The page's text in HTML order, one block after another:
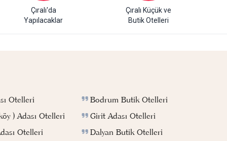
Çıralı'da
Yapılacaklar
Çıralı Küçük ve
Butik Otelleri
Otelleri
) Adası Otelleri
Otelleri
Bodrum Butik Otelleri
Girit Adası Otelleri
Dalyan Butik Otelleri